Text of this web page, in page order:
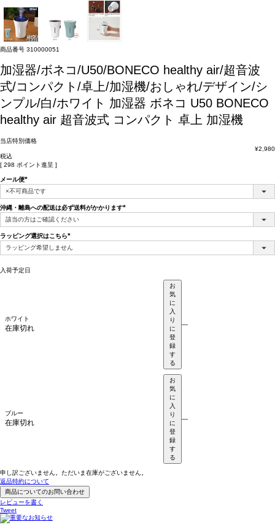
商品番号 310000051
加湿器/ボネコ/U50/BONECO healthy air/超音波
式/コンパクト/卓上/加湿機/おしゃれ/デザイン/シ
ンプル/白/ホワイト 加湿器 ボネコ U50 BONECO
healthy air 超音波式 コンパクト 卓上 加湿機
当店特別価格
¥2,980
税込
[ 298 ポイント進呈 ]
メール便
(必
須)
沖縄・離島への配送は必ず送料がかかります
ラッピング選択はこちら
(必
入荷予定日
ホワイト
在庫切れ
お
気
に
入
り
に
登
録
す
る
—
ブルー
在庫切れ
お
気
に
入
り
に
登
録
す
る
—
申し訳ございません。ただいま在庫がございません。
返品特約について
商品についてのお問い合わせ
レビューを書く
Tweet